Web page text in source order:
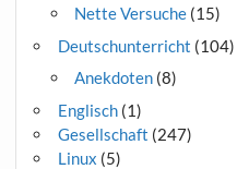
Nette Versuche(15)
Deutschunterricht (104)
Anekdoten(8)
Englisch(1)
Gesellschaft (247)
Linux (5)